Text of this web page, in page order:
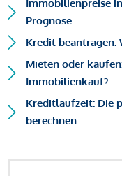
Immobilienpreise
Prognose
Kredit beantragen:
Mieten oder
Immobilienkauf?
Kreditlaufzeit: Die
berechnen